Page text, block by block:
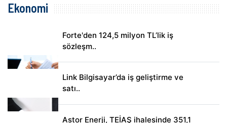
Ekonomi
Forte'den 124,5 milyon TL’lik iş
sözleşm..
Link Bilgisayar’da iş geliştirme ve
satı..
Astor Enerji, TEİAŞ ihalesinde 351,1